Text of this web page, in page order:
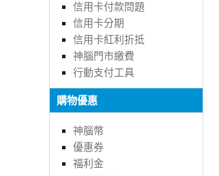
信用卡付款問題
信用卡分期
信用卡紅利折抵
神腦門市繳費
行動支付工具
購物優惠
神腦幣
優惠券
福利金